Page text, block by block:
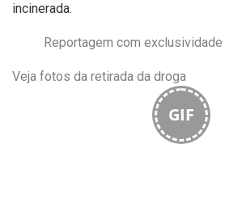
incinerada.
Reportagem com
Veja fotos da retirada da droga
GIF